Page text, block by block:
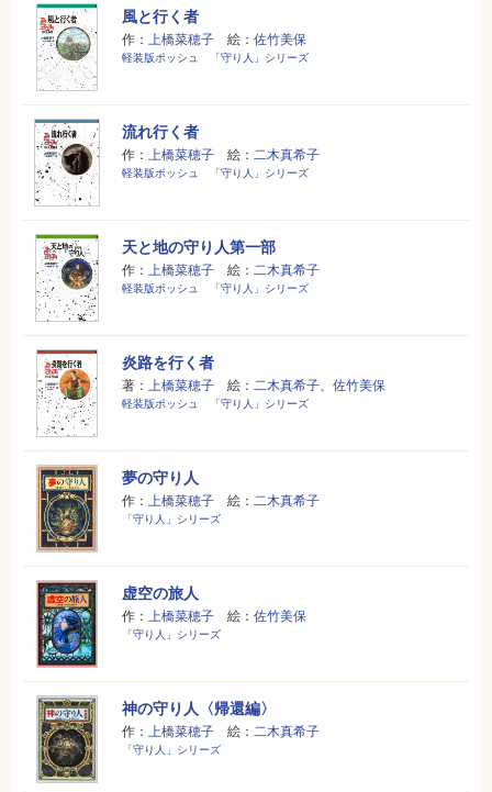
風と行く者
作： 上橋菜穂子 絵： 佐竹美保
軽装版ポッシュ 「守り人」シリーズ
流れ行く者
作： 上橋菜穂子 絵： 二木真希子
軽装版ポッシュ 「守り人」シリーズ
天と地の守り人第一部
作： 上橋菜穂子 絵： 二木真希子
軽装版ポッシュ 「守り人」シリーズ
炎路を行く者
著： 上橋菜穂子 絵： 二木真希子 佐竹美保
軽装版ポッシュ 「守り人」シリーズ
夢の守り人
作： 上橋菜穂子 絵： 二木真希子
「守り人」シリーズ
虚空の旅人
作： 上橋菜穂子 絵： 佐竹美保
「守り人」シリーズ
神の守り人〈帰還編〉
作： 上橋菜穂子 絵： 二木真希子
「守り人」シリーズ